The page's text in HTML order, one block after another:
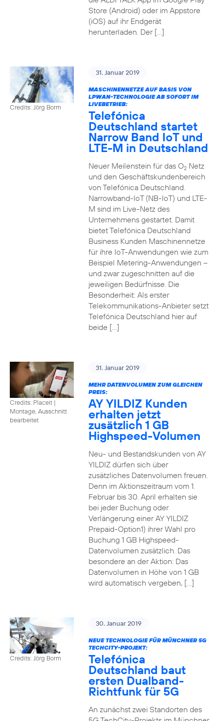
Store (Android) oder im Appstore
(iOS) auf ihr Endgerät
herunterladen. Der […]
Credits: Jörg Borm
31. Januar 2019
MASCHINENNETZE AUF BASIS VON
LPWAN-TECHNOLOGIE AB SOFORT IM
LIVEBETRIEB:
Telefónica
Deutschland startet
Narrow Band IoT und
LTE-M in Deutschland
Neuer Meilenstein für das O2Netz
und den Geschäftskundenbereich
von Telefónica Deutschland.
Narrowband-IoT (NB-IoT) und LTE-
M sind im Live-Netz des
Unternehmens gestartet. Damit
bietet Telefónica Deutschland
Business Kunden Maschinennetze
für ihre IoT-Anwendungen wie zum
Beispiel Metering-Anwendungen –
und zwar zugeschnitten auf die
jeweiligen Bedürfnisse. Die
Besonderheit: Als erster
Telekommunikations-Anbieter setzt
Telefónica Deutschland hier auf
beide […]
Credits: Placeit |
Montage, Ausschnitt
bearbeitet
31. Januar 2019
MEHR DATENVOLUMEN ZUM GLEICHEN
PREIS:
AY YILDIZ Kunden
erhalten jetzt
zusätzlich 1 GB
Highspeed-Volumen
Neu- und Bestandskunden von AY
YILDIZ dürfen sich über
zusätzliches Datenvolumen freuen.
Denn im Aktionszeitraum vom 1.
Februar bis 30. April erhalten sie
bei jeder Buchung oder
Verlängerung einer AY YILDIZ
Prepaid-Option1) ihrer Wahl pro
Buchung 1 GB Highspeed-
Datenvolumen zusätzlich. Das
besondere an der Aktion: Das
Datenvolumen in Höhe von 1 GB
wird automatisch vergeben, […]
Credits: Jörg Borm
30. Januar 2019
NEUE TECHNOLOGIE FÜR MÜNCHNER 5G
TECHCITY-PROJEKT:
Telefónica
Deutschland baut
ersten Dualband-
Richtfunk für 5G
An zunächst zwei Standorten des